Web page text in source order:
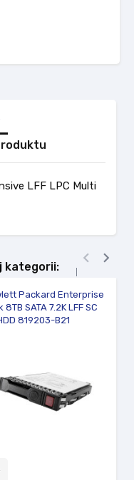
LFF LPC Multi
kategorii:
Packard Enterprise
8TB SATA 7.2K LFF SC
819203-B21
 